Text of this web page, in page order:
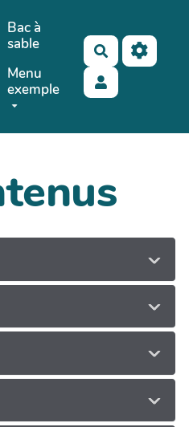
Bac à
sable
Menu
exemple
Rechercher